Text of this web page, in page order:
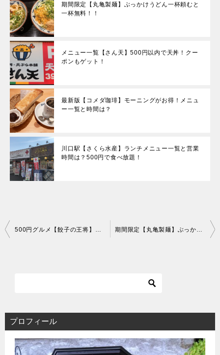
期間限定【丸亀製麺】ぶっかけうどん一杯頼むと
一杯無料！！
メニュー一覧【さん天】500円以内で天丼！クー
ポンもゲット！
最新版【コメダ珈琲】モーニングがお得！メニュ
ー一覧と時間は？
川口駅【さくら水産】ランチメニュー一覧と営業
時間は？500円で食べ放題！
投
稿
ン
プロフィール